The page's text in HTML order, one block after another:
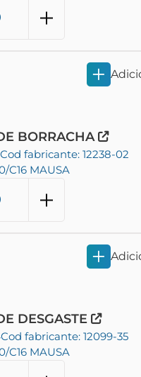
BORRACHA
Cod fabricante: 12238-02
C16 MAUSA
DESGASTE
Cod fabricante: 12099-35
C16 MAUSA